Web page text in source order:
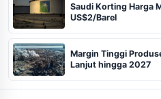
Saudi Korting Harga
US$2/Barel
Margin Tinggi
Lanjut hingga 2027